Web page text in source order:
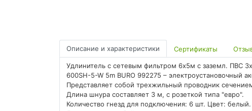
Описание и характеристики Сертификаты
Удлинитель с сетевым фильтром 6х5м с заземл. ПВС
600SH-5-W 5m BURO 992275 – электроустановочный
Представляет собой трехжильный проводник
Длина шнура составляет 3 м, с розеткой типа "евро".
Количество гнезд для подключения: 6 шт. Цвет: белый.